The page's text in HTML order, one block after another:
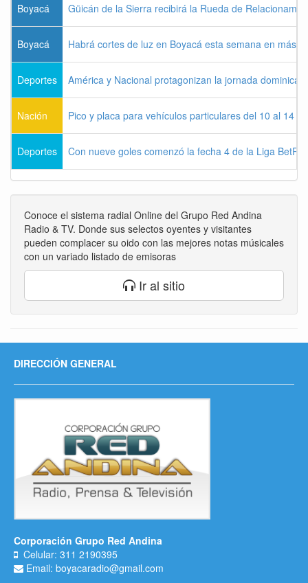
Boyacá Güicán de la Sierra recibirá la Rueda de
Boyacá Habrá cortes de luz en Boyacá esta semana en más
Deportes América y Nacional protagonizan la jornada dominical
Nación Pico y placa para vehículos particulares del 10 al 14
Deportes Con nueve goles comenzó la fecha 4 de la Liga
Conoce el sistema radial Online del Grupo Red Andina
Radio & TV. Donde sus selectos oyentes y visitantes
pueden complacer su oido con las mejores notas músicales
con un variado listado de emisoras
Ir al sitio
DIRECCIÓN GENERAL
Corporación Grupo Red Andina
Celular: 311 2190395
Email: boyacaradio@gmail.com